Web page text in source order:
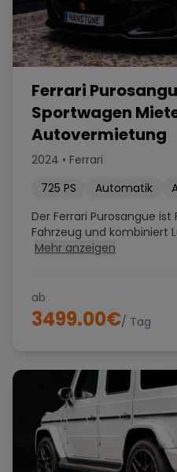
Ferrari
Sportwagen
Autovermietung
2024 • Ferrari
725 PS Automatik
Der Ferrari Purosangue
Fahrzeug und kombiniert
Mehr anzeigen
ab
3499.00€/ Tag